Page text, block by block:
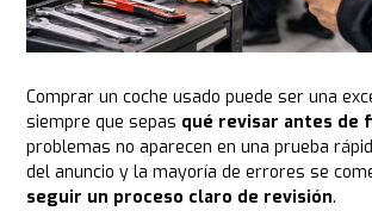
Comprar un coche usado puede ser una
siempre que sepas qué revisar antes de
problemas no aparecen en una prueba
del anuncio y la mayoría de errores se
seguir un proceso claro de revisión.